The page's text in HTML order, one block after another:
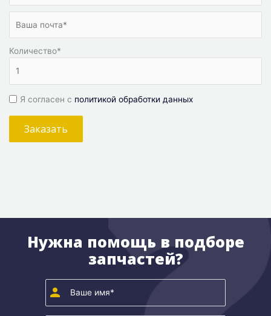
Количество*
Я согласен с политикой обработки данных
Заказать
Нужна помощь в подборе
запчастей?